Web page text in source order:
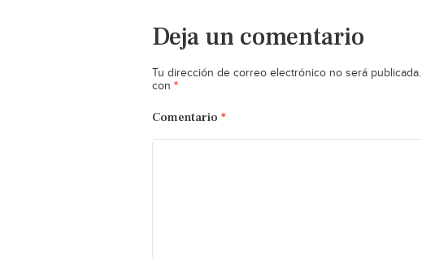
Deja un comentario
Tu dirección de correo electrónico no será publicada.
con *
Comentario *